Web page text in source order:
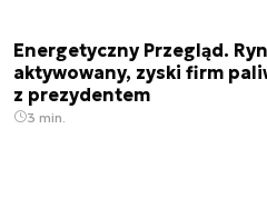
Energetyczny Przegląd.
aktywowany, zyski firm
z prezydentem
3 min.